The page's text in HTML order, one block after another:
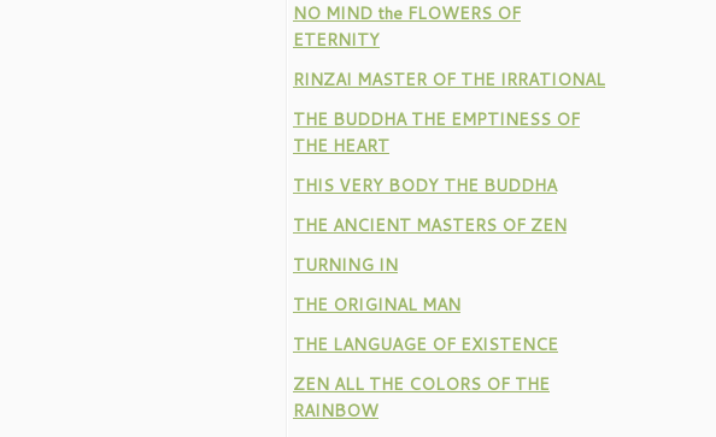
NO MIND the FLOWERS OF
ETERNITY
RINZAI MASTER OF THE IRRATIONAL
THE BUDDHA THE EMPTINESS OF
THE HEART
THIS VERY BODY THE BUDDHA
THE ANCIENT MASTERS OF ZEN
TURNING IN
THE ORIGINAL MAN
THE LANGUAGE OF EXISTENCE
ZEN ALL THE COLORS OF THE
RAINBOW